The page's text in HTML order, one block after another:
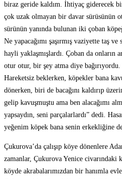
biraz geride kaldım. İhtiyaç giderecek
çok uzak olmayan bir davar sürüsünün
sürünün yanında bulunan iki çoban
Ne yapacağımı şaşırmış vaziyette taş
hayli yaklaşmışlardı. Çoban da onların
otur otur, bir şey atma diye
Hareketsiz beklerken, köpekler bana
dönerken, biri de bacağını kaldırıp
gelip kavuşmuştu ama ben alacağımı
yapsaydın, seni parçalarlardı” dedi.
yeğenim köpek bana senin erkekliğine
Çukurova’da çalışıp köye dönenlere
zamanlar, Çukurova Yenice civarındaki
köyde akrabalarımızdan bir hanımla